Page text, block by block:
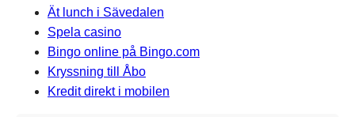
Ät lunch i Sävedalen
Spela casino
Bingo online på Bingo.com
Kryssning till Åbo
Kredit direkt i mobilen